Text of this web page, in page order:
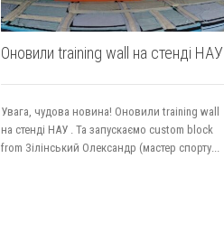
Оновили training wall на стенді НАУ
Увага, чудова новина! Оновили training wall
на стенді НАУ . Та запускаємо custom block
from Зілінський Олександр (мастер спорту...